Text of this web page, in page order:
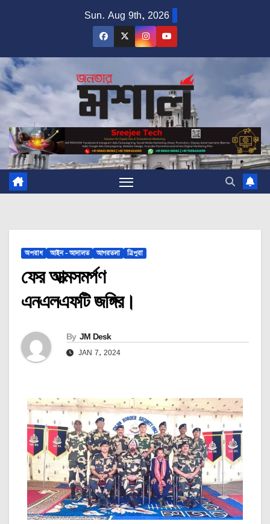
Sun. Aug 9th, 2026
অপরাধ আইন - আদালত আগরতলা ত্রিপুরা
ফের আত্মসমর্পণ
এনএলএফটি জঙ্গির।
By JM Desk
JAN 7, 2024